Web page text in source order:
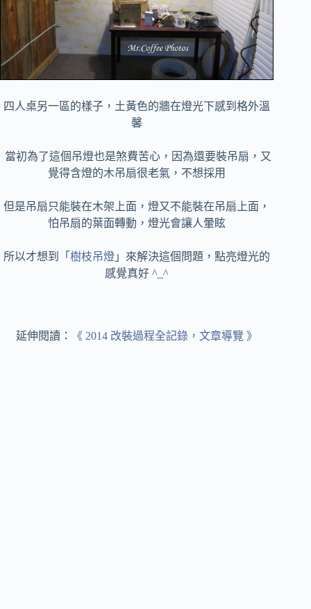
四人桌另一區的樣子，土黃色的牆在燈光下感到格外溫
馨
當初為了這個吊燈也是煞費苦心，因為還要裝吊扇，又
覺得含燈的木吊扇很老氣，不想採用
但是吊扇只能裝在木架上面，燈又不能裝在吊扇上面，
怕吊扇的葉面轉動，燈光會讓人暈眩
所以才想到「樹枝吊燈 」來解決這個問題，點亮燈光的
感覺真好 ^_^
延伸閱讀： 《 2014 改裝過程全記錄，文章導覽 》